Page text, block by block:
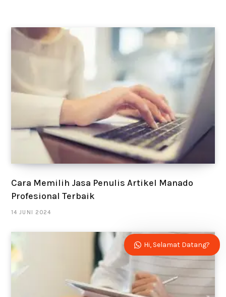
Cara Memilih Jasa Penulis Artikel Manado
Profesional Terbaik
14 JUNI 2024
Hi, Selamat Datang?